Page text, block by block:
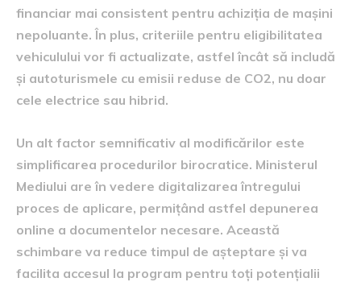
financiar mai consistent pentru achiziția de mașini
nepoluante. În plus, criteriile pentru eligibilitatea
vehiculului vor fi actualizate, astfel încât să includă
și autoturismele cu emisii reduse de CO2, nu doar
cele electrice sau hibrid.
Un alt factor semnificativ al modificărilor este
simplificarea procedurilor birocratice. Ministerul
Mediului are în vedere digitalizarea întregului
proces de aplicare, permițând astfel depunerea
online a documentelor necesare. Această
schimbare va reduce timpul de așteptare și va
facilita accesul la program pentru toți potențialii